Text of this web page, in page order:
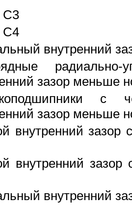
C3
C4
внутренний
радиально-
зазор меньше
с
зазор меньше
внутренний зазор
внутренний зазор
внутренний